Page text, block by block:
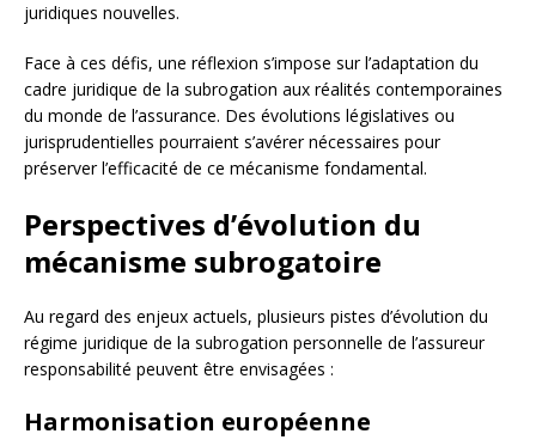
juridiques nouvelles.
Face à ces défis, une réflexion s’impose sur l’adaptation du
cadre juridique de la subrogation aux réalités contemporaines
du monde de l’assurance. Des évolutions législatives ou
jurisprudentielles pourraient s’avérer nécessaires pour
préserver l’efficacité de ce mécanisme fondamental.
Perspectives d’évolution du
mécanisme subrogatoire
Au regard des enjeux actuels, plusieurs pistes d’évolution du
régime juridique de la subrogation personnelle de l’assureur
responsabilité peuvent être envisagées :
Harmonisation européenne